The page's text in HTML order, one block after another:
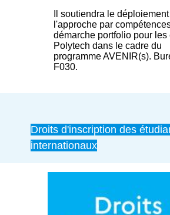
Il soutiendra le
l'approche par
démarche portfolio pour les
Polytech dans le cadre du
programme AVENIR(s).
F030.
Droits d'inscription des
internationaux